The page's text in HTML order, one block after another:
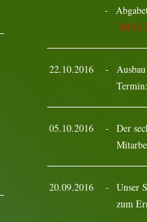
-
22.10.2016 -
05.10.2016 -
Der
20.09.2016 -
Unser
zum